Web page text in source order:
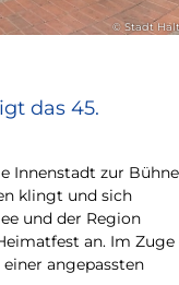
© Stadt
das 45.
Innenstadt zur Bühne
klingt und sich
und der Region
an. Im Zuge
angepassten